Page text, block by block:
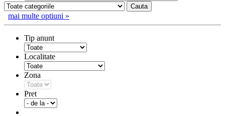
mai multe optiuni »
Tip anunt
Localitate
Zona
Pret